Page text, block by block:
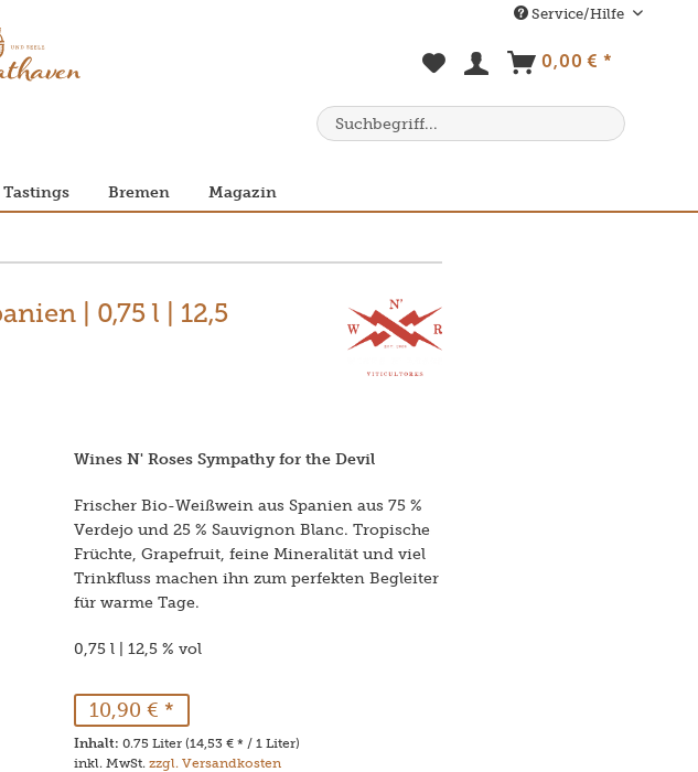
Service/Hilfe
0,00 € *
Bremen Magazin
| 0,75 l | 12,5
Wines N' Roses Sympathy for the Devil
Frischer Bio-Weißwein aus Spanien aus 75 %
Verdejo und 25 % Sauvignon Blanc. Tropische
Früchte, Grapefruit, feine Mineralität und viel
Trinkfluss machen ihn zum perfekten Begleiter
für warme Tage.
0,75 l | 12,5 % vol
10,90 € *
Inhalt: 0.75 Liter (14,53 € * / 1 Liter)
inkl. MwSt. zzgl. Versandkosten